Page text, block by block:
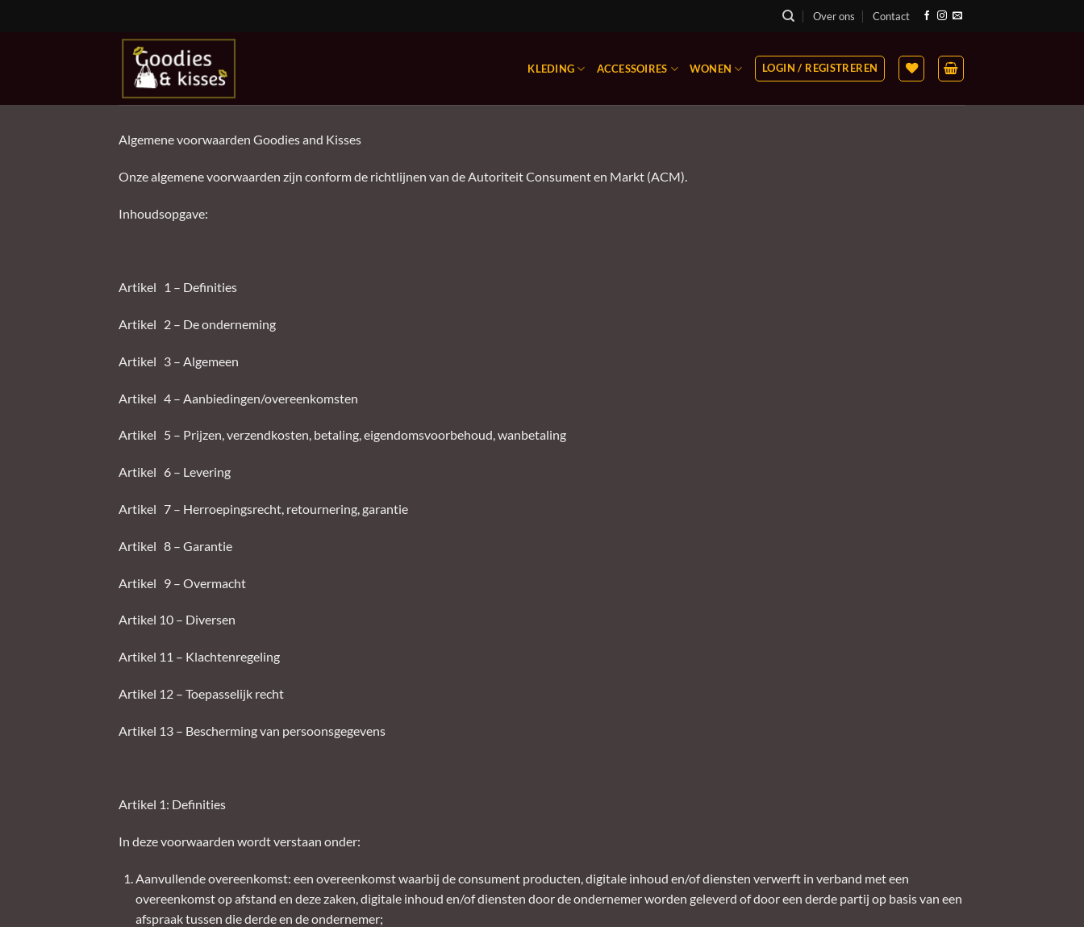
Over ons Contact
KLEDING ACCESSOIRES WONEN LOGIN / REGISTREREN
Algemene voorwaarden Goodies and Kisses
Onze algemene voorwaarden zijn conform de richtlijnen van de Autoriteit Consument en Markt (ACM).
Inhoudsopgave:
Artikel 1 – Definities
Artikel 2 – De onderneming
Artikel 3 – Algemeen
Artikel 4 – Aanbiedingen/overeenkomsten
Artikel 5 – Prijzen, verzendkosten, betaling, eigendomsvoorbehoud, wanbetaling
Artikel 6 – Levering
Artikel 7 – Herroepingsrecht, retournering, garantie
Artikel 8 – Garantie
Artikel 9 – Overmacht
Artikel 10 – Diversen
Artikel 11 – Klachtenregeling
Artikel 12 – Toepasselijk recht
Artikel 13 – Bescherming van persoonsgegevens
Artikel 1: Definities
In deze voorwaarden wordt verstaan onder:
Aanvullende overeenkomst: een overeenkomst waarbij de consument producten, digitale inhoud en/of diensten verwerft in verband met een
overeenkomst op afstand en deze zaken, digitale inhoud en/of diensten door de ondernemer worden geleverd of door een derde partij op basis van een
afspraak tussen die derde en de ondernemer;